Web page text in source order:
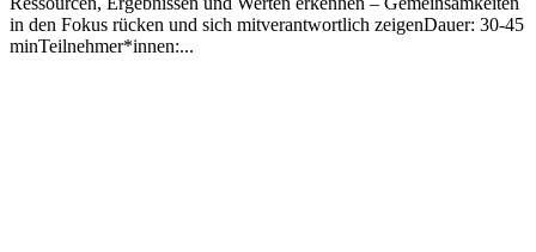
in den Fokus rücken und sich mitverantwortlich zeigenDauer: 30-45
minTeilnehmer*innen:...